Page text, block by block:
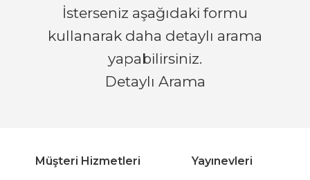
İsterseniz aşağıdaki formu
kullanarak daha detaylı arama
yapabilirsiniz.
Detaylı Arama
Müşteri Hizmetleri Yayınevleri